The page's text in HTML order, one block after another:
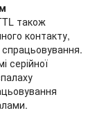
також
контакту,
серійної